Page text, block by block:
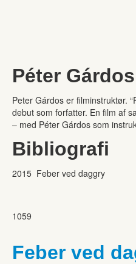
Péter Gárdos
Peter Gárdos er filminstruktør.
debut som forfatter. En film af
– med Péter Gárdos som
Bibliografi
2015 Feber ved daggry
1059
Feber ved